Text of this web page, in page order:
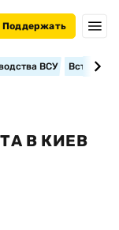
Поддержать
ВСУ
В КИЕВ